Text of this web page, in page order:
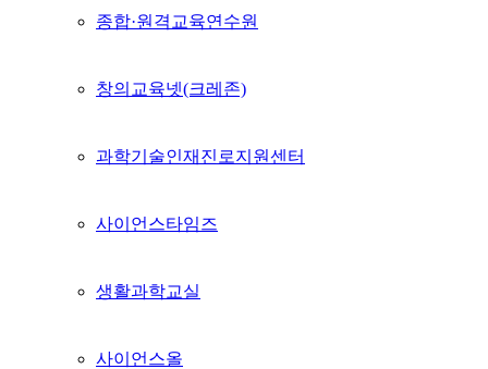
종합·원격교육연수원
창의교육넷(크레존)
과학기술인재진로지원센터
사이언스타임즈
생활과학교실
사이언스올